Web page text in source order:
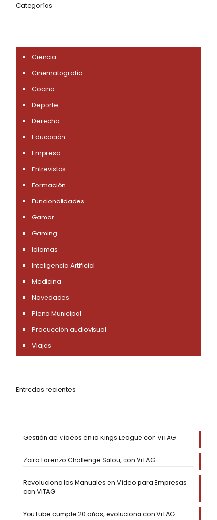
Categorías
Ciencia
Cinematografía
Cocina
Deporte
Derecho
Educación
Empresa
Entrevistas
Formación
Funcionalidades
Gamer
Gaming
Idiomas
Inteligencia Artificial
Medicina
Novedades
Pleno Municipal
Producción audiovisual
Viajes
Entradas recientes
Gestión de Vídeos en la Kings League con ViTAG
Zaira Lorenzo Challenge Salou, con ViTAG
Revoluciona los Manuales en Vídeo para Empresas
con ViTAG
YouTube cumple 20 años, evoluciona con ViTAG